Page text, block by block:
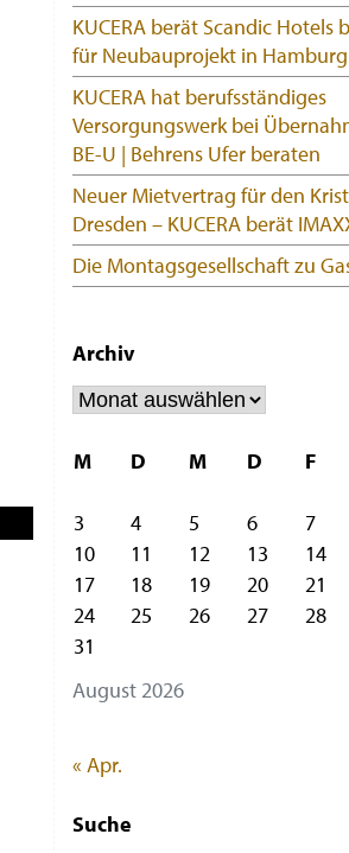
KUCERA berät Scandic Hotels
für Neubauprojekt in Hamburg
KUCERA hat berufsständiges
Versorgungswerk bei
BE-U | Behrens Ufer beraten
Neuer Mietvertrag für den
Dresden – KUCERA berät
Die Montagsgesellschaft zu
Archiv
Archiv
August 2026
M D M D F
3
4 5 6 7
10
11 12 13 14
17
18 19 20 21
24
25 26 27 28
31
« Apr.
Suche